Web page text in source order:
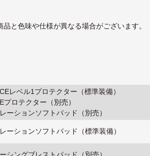
と色味や仕様が異なる場合がございます。
レベル1プロテクター（標準装備）
ロテクター（別売）
ーションソフトパッド（別売）
ーションソフトパッド（標準装備）
シングブレストパッド（別売）